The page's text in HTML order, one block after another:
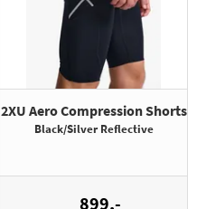
2XU Aero Compression Shorts
Black/Silver Reflective
899,-